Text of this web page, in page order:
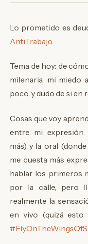
Lo prometido es
AntiTrabajo.
Tema de hoy: de
milenaria, mi miedo
poco, y dudo de si en
Cosas que voy
entre mi expresión
más) y la oral
me cuesta más
hablar los primeros
por la calle, pero
realmente la
en vivo (quizá esto